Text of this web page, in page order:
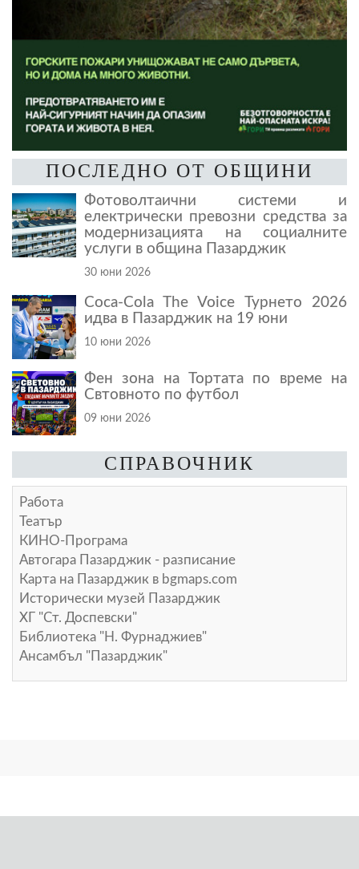
ПОСЛЕДНО ОТ ОБЩИНИ
Фотоволтаични системи и
електрически превозни средства за
модернизацията на социалните
услуги в община Пазарджик
30 юни 2026
Coca-Cola The Voice Турнето 2026
идва в Пазарджик на 19 юни
10 юни 2026
Фен зона на Тортата по време на
Свтовното по футбол
09 юни 2026
СПРАВОЧНИК
Работа
Театър
КИНО-Програма
Автогара Пазарджик - разписание
Карта на Пазарджик в bgmaps.com
Исторически музей Пазарджик
ХГ "Ст. Доспевски"
Библиотека "Н. Фурнаджиев"
Ансамбъл "Пазарджик"